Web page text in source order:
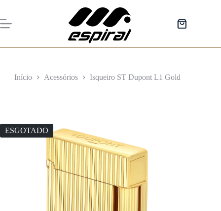
o
conteúdo
Carrinho
Início Acessórios Isqueiro ST Dupont L1 Gold
ESGOTADO